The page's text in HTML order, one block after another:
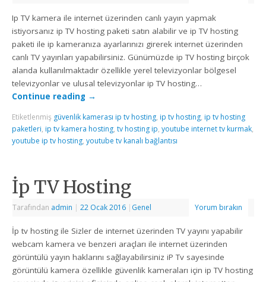
Ip TV kamera ile internet üzerinden canlı yayın yapmak
istiyorsanız ip TV hosting paketi satın alabilir ve ip TV hosting
paketi ile ip kameranıza ayarlarınızı girerek internet üzerinden
canlı TV yayınları yapabilirsiniz. Günümüzde ip TV hosting birçok
alanda kullanılmaktadır özellikle yerel televizyonlar bölgesel
televizyonlar ve ulusal televizyonlar ip TV hosting…
Continue reading →
Etiketlenmiş güvenlik kamerası ip tv hosting, ip tv hosting, ip tv hosting
paketleri, ip tv kamera hosting,tv hosting ip,youtube internet tv kurmak,
youtube ip tv hosting,youtube tv kanalı bağlantısı
İp TV Hosting
Tarafından admin | 22 Ocak 2016 | Genel Yorum bırakın
İp tv hosting ile Sizler de internet üzerinden TV yayını yapabilir
webcam kamera ve benzeri araçları ile internet üzerinden
görüntülü yayın haklarını sağlayabilirsiniz iP Tv sayesinde
görüntülü kamera özellikle güvenlik kameraları için ip TV hosting